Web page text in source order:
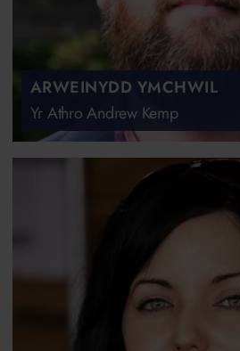
ARWEINYDD YMCHWIL
Yr Athro Andrew Kemp